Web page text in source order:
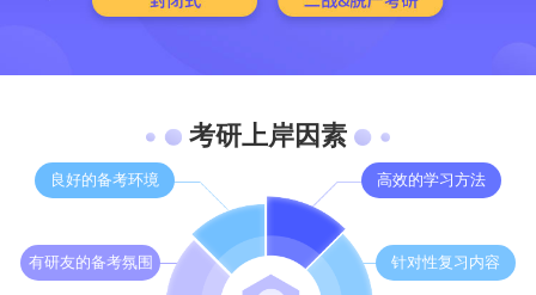
考研上岸因素
良好的备考环境
有研友的备考氛围
高效的学习方法
针对性复习内容